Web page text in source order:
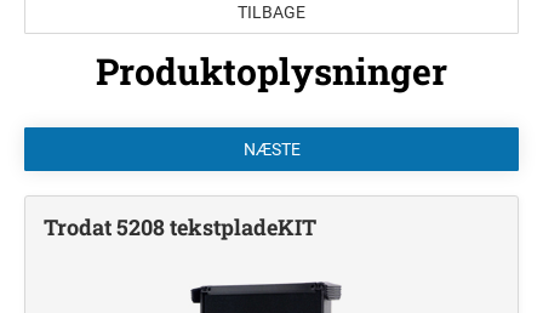
PROFESSIONAL LINE DATOSTEMPLER
TEKSTPLADEKIT
TRODAT TEKSTPLADEKIT
TILBAGE
Produktoplysninger
Trodat 5208 tekstpladeKIT